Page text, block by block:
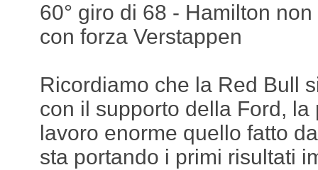
60° giro di 68 - Hamilton
con forza Verstappen
Ricordiamo che la Red Bull
con il supporto della Ford, la
lavoro enorme quello fatto
sta portando i primi risultati